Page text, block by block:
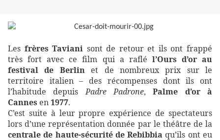
Les frères Taviani sont de retour et ils ont frappé
très fort avec ce film qui a raflé l’Ours d’or au
festival de Berlinet de nombreux prix sur le
territoire italien – des récompenses dont ils ont
l’habitude depuisPadre Padrone,Palme d’or à
Cannes en1977.
C’est suite à leur propre expérience de spectateurs
lors d’une représentation donnée par le théâtre de la
centrale de haute-sécurité de Rebibbia qu’ils ont eu